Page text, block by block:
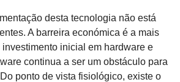
desta tecnologia não está
A barreira económica é a mais
inicial em hardware e
continua a ser um obstáculo para
ponto de vista fisiológico, existe o